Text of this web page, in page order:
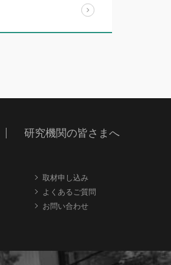
研究機関の皆さまへ
取材申し込み
よくあるご質問
お問い合わせ